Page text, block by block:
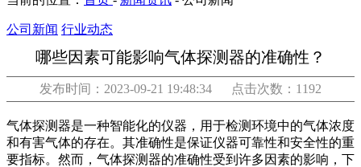
公司新闻 行业动态
哪些因素可能影响气体探测器的准确性？
发布时间：2023-09-21 19:48:34 点击次数：1192
气体探测器是一种智能化的仪器，用于检测环境中的气体浓度
和有害气体的存在。其准确性是保证仪器可靠性和安全性的重
要指标。然而，气体探测器的准确性受到许多因素的影响，下